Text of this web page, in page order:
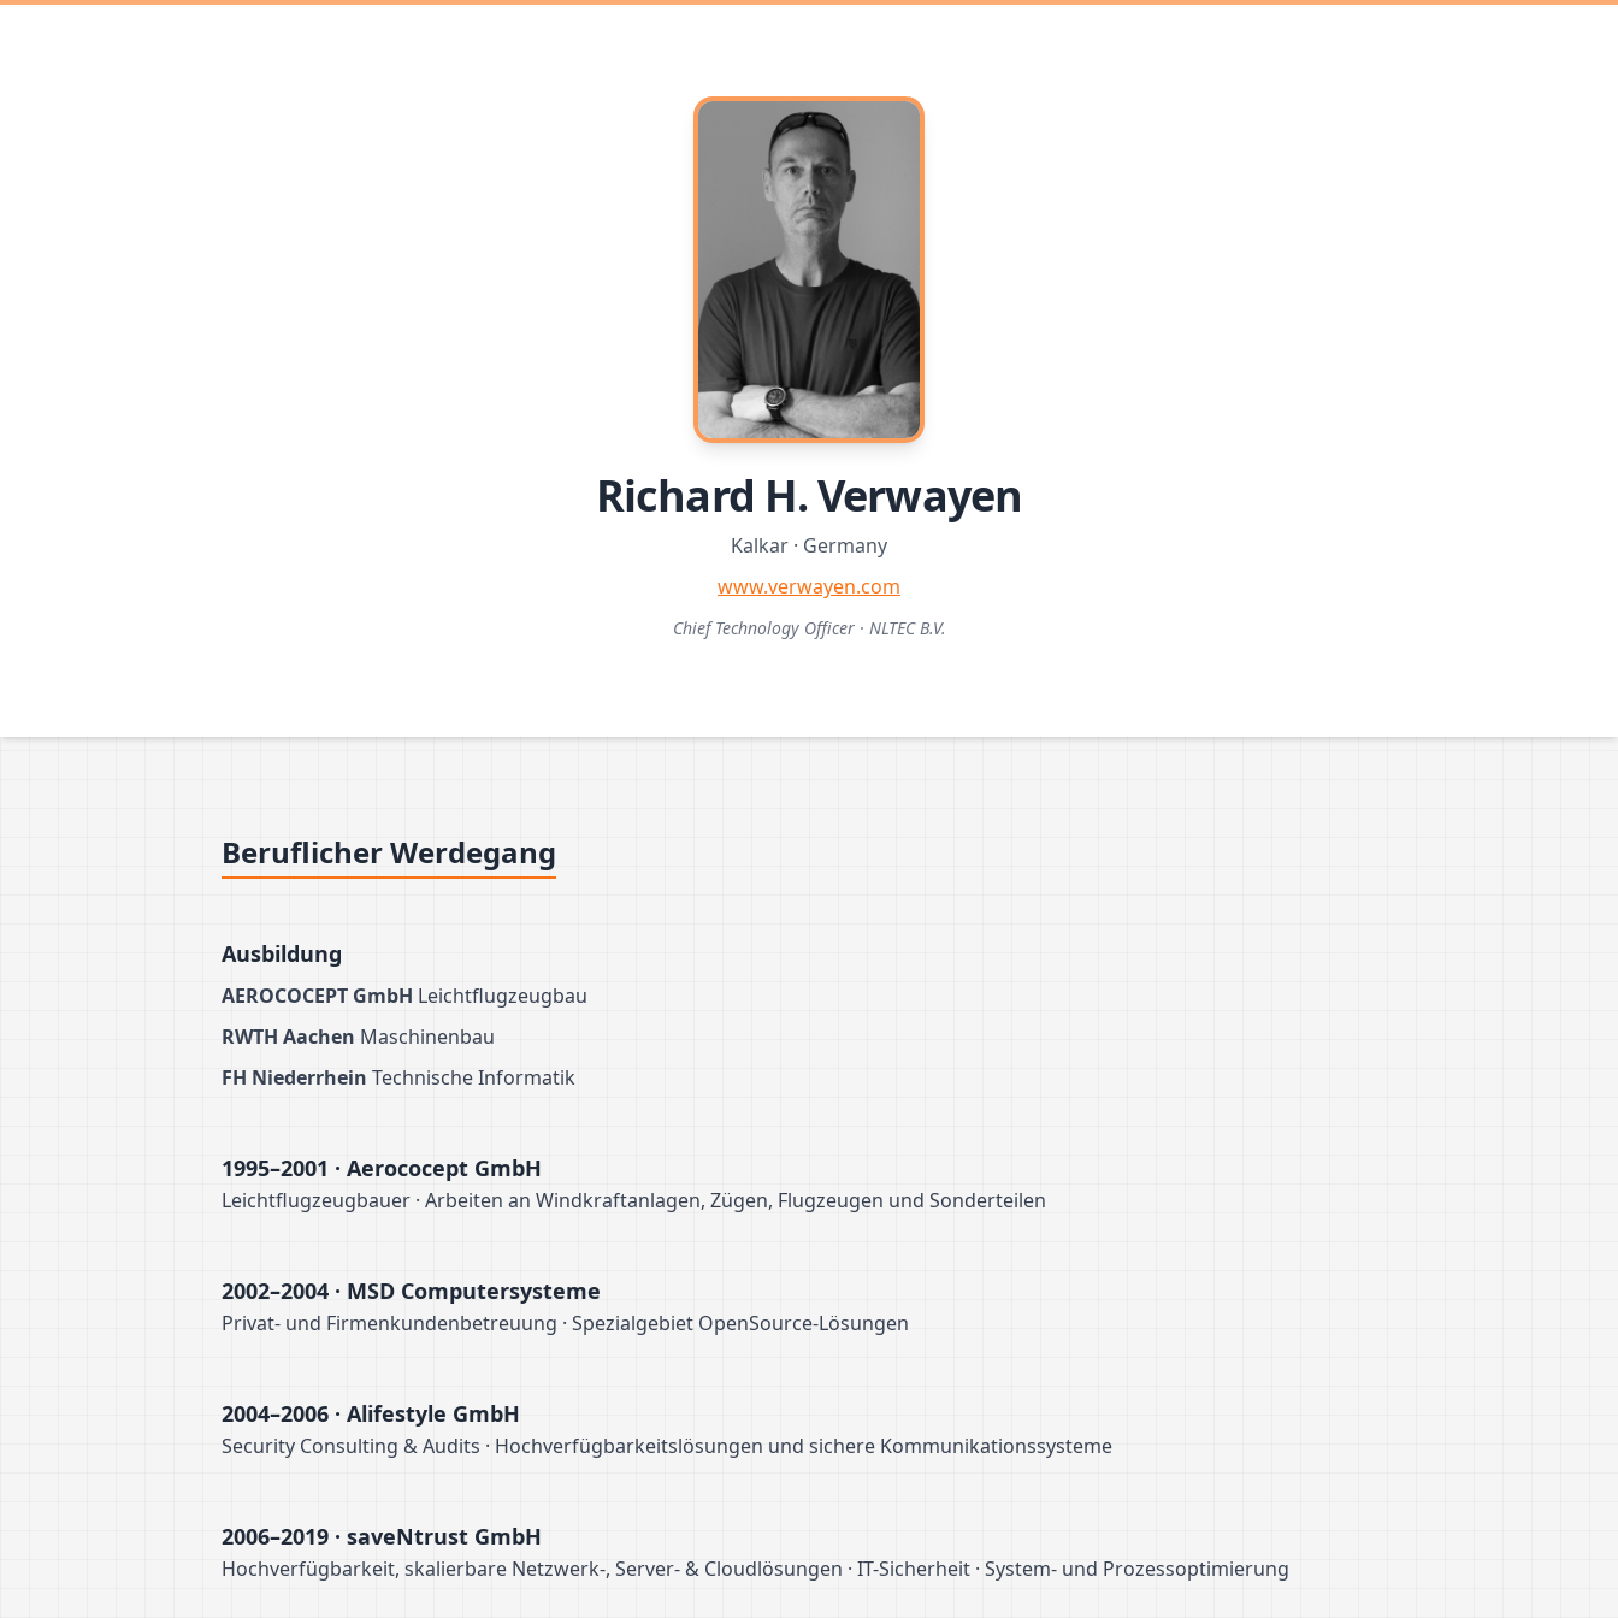
Richard H. Verwayen
Kalkar · Germany
www.verwayen.com
Chief Technology Officer · NLTEC B.V.
Beruflicher Werdegang
Ausbildung
AEROCOCEPT GmbH Leichtflugzeugbau
RWTH Aachen Maschinenbau
FH Niederrhein Technische Informatik
1995–2001 · Aerococept GmbH
Leichtflugzeugbauer · Arbeiten an Windkraftanlagen, Zügen, Flugzeugen und Sonderteilen
2002–2004 · MSD Computersysteme
Privat- und Firmenkundenbetreuung · Spezialgebiet OpenSource-Lösungen
2004–2006 · Alifestyle GmbH
Security Consulting & Audits · Hochverfügbarkeitslösungen und sichere Kommunikationssysteme
2006–2019 · saveNtrust GmbH
Hochverfügbarkeit, skalierbare Netzwerk-, Server- & Cloudlösungen · IT-Sicherheit · System- und Prozessoptimierung